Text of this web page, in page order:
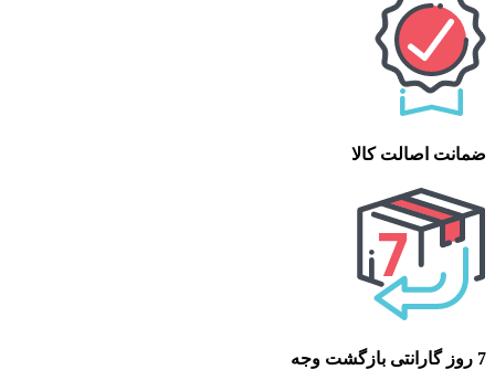
ضمانت اصالت کالا
7 روز گارانتی بازگشت وجه